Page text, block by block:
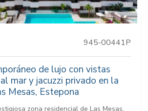
945-00441P
de lujo con vistas
mar y jacuzzi privado en la
Mesas, Estepona
zona residencial de Las Mesas,